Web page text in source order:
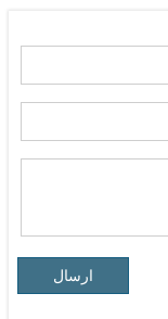
ارسال